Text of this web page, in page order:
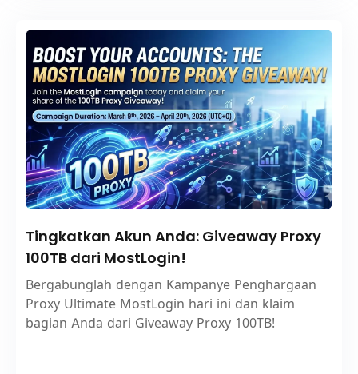
Tingkatkan Akun Anda: Giveaway Proxy
100TB dari MostLogin!
Bergabunglah dengan Kampanye Penghargaan
Proxy Ultimate MostLogin hari ini dan klaim
bagian Anda dari Giveaway Proxy 100TB!